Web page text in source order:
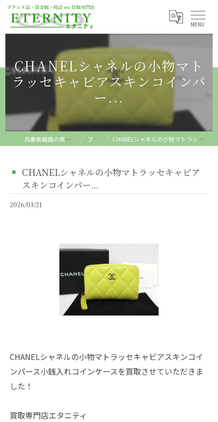
CHANELシャネルの小物マト
ラッセキャビアスキンコインパ
ー...
兵庫県姫路の買取ならETERNITY ブログ CHANELシャネルの小物マトラッセキャビアスキンコインパー...
CHANELシャネルの小物マトラッセキャビア
スキンコインパー...
2026/03/21
CHANELシャネルの小物マトラッセキャビアスキンコイ
ンパース小銭入れコインケースを買取させていただきま
した！
買取専門店エタニティ